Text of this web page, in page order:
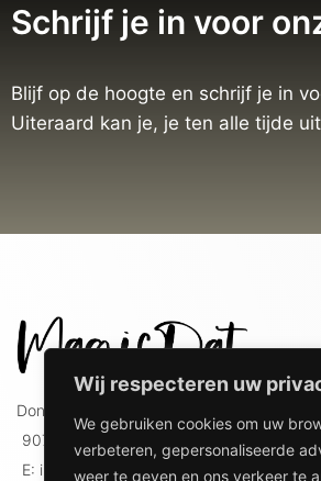
Wij respecteren uw
We gebruiken cookies om uw
verbeteren, gepersonaliseerde
weer te geven en ons verkeer te
Schrijf je in voor
Blijf op de hoogte en schrijf je in
Uiteraard kan je, je ten alle tijde
Doniaweg 9
9074 AE Hallum
E: info@magicdat.nl